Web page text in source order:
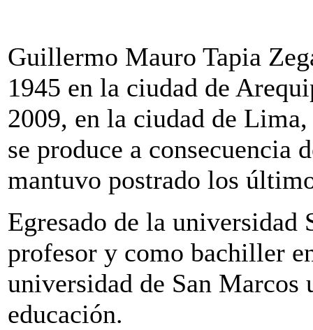
Guillermo Mauro Tapia
1945 en la ciudad de
2009, en la ciudad de Lima,
se produce a consecuencia
mantuvo postrado los
Egresado de la universidad
profesor y como bachiller
universidad de San Marcos
educación.